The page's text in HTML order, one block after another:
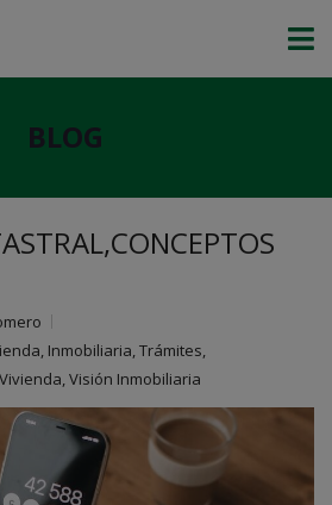
BLOG
, Inmobiliaria,Trámites,
,Visión Inmobiliaria